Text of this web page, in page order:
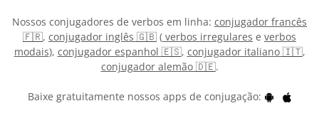
Nossos conjugadores de verbos em linha: conjugador francês
🇫🇷, conjugador inglês 🇬🇧 ( verbos irregulares e verbos
modais), conjugador espanhol 🇪🇸, conjugador italiano 🇮🇹,
conjugador alemão 🇩🇪.
Baixe gratuitamente nossos apps de conjugação: